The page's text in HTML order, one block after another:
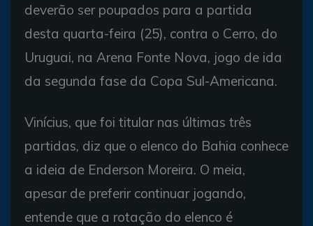
deverão ser poupados para a partida
desta quarta-feira (25), contra o Cerro, do
Uruguai, na Arena Fonte Nova, jogo de ida
da segunda fase da Copa Sul-Americana.
Vinícius, que foi titular nas últimas três
partidas, diz que o elenco do Bahia conhece
a ideia de Enderson Moreira. O meia,
apesar de preferir continuar jogando,
entende que a rotação do elenco é